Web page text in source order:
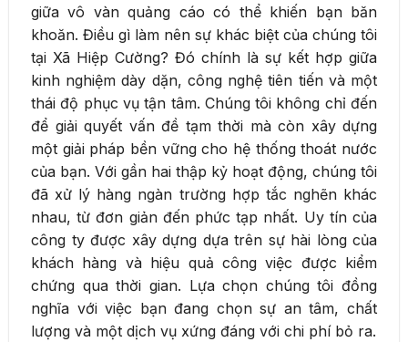
giữa vô vàn quảng cáo có thể khiến bạn băn
khoăn. Điều gì làm nên sự khác biệt của chúng tôi
tại Xã Hiệp Cường? Đó chính là sự kết hợp giữa
kinh nghiệm dày dặn, công nghệ tiên tiến và một
thái độ phục vụ tận tâm. Chúng tôi không chỉ đến
để giải quyết vấn đề tạm thời mà còn xây dựng
một giải pháp bền vững cho hệ thống thoát nước
của bạn. Với gần hai thập kỷ hoạt động, chúng tôi
đã xử lý hàng ngàn trường hợp tắc nghẽn khác
nhau, từ đơn giản đến phức tạp nhất. Uy tín của
công ty được xây dựng dựa trên sự hài lòng của
khách hàng và hiệu quả công việc được kiểm
chứng qua thời gian. Lựa chọn chúng tôi đồng
nghĩa với việc bạn đang chọn sự an tâm, chất
lượng và một dịch vụ xứng đáng với chi phí bỏ ra.